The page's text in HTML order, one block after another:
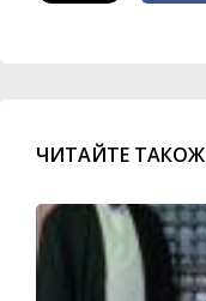
ЧИТАЙТЕ ТАКОЖ